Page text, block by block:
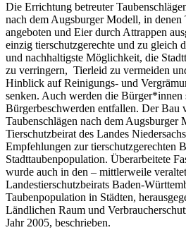
Die Errichtung betreuter
nach dem Augsburger Modell, in denen
angeboten und Eier durch Attrappen
einzig tierschutzgerechte und zu gleich
und nachhaltigste Möglichkeit, die
zu verringern, Tierleid zu vermeiden
Hinblick auf Reinigungs- und
senken. Auch werden die Bürger*innen
Bürgerbeschwerden entfallen. Der Bau
Taubenschlägen nach dem
Tierschutzbeirat des Landes
Empfehlungen zur tierschutzgerechten
Stadttaubenpopulation. Überarbeitete
wurde auch in den – mittlerweile
Landestierschutzbeirats Baden-
Taubenpopulation in Städten,
Ländlichen Raum und
Jahr 2005, beschrieben.